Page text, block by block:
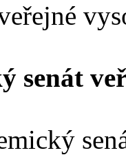
senát
senát